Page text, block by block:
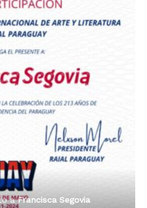
de Oro 2024
aFrancisca Segovia
aFrancisca Segovia
Radio Tribuna Abierta
Radio Tribuna Abierta
Radio Oñondivepa Paraguay
Paraguayo
aFrancisca Segovia